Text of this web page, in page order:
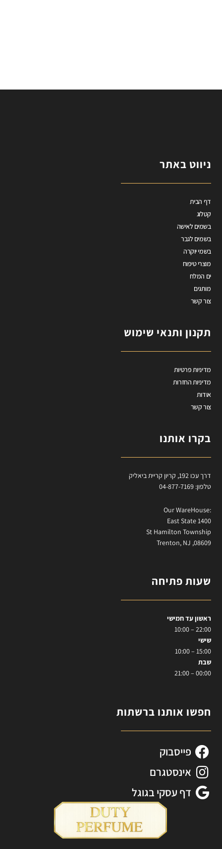
ניווט באתר
דף הבית
קטלוג
בשמים לאישה
בשמים לגבר
בשמי יוקרה
מוצרי טיפוח
ים המלח
מותגים
צור קשר
תקנון ותנאי שימוש
מדיניות פרטיות
מדיניות החזרות
אודות
צור קשר
בקרו אותנו
דרך עכו 192, קריון קריית ביאליק
טלפון: 04-877-7169
:Our WareHouse
East State 1400
St Hamilton Township
Trenton, NJ ,08609
שעות פתיחה
ראשון עד חמישי
22:00 – 10:00
שישי
15:00 – 10:00
שבת
00:00 – 21:00
חפשו אותנו ברשתות
פייסבוק
אינסטגרם
דף עסקי בגוגל